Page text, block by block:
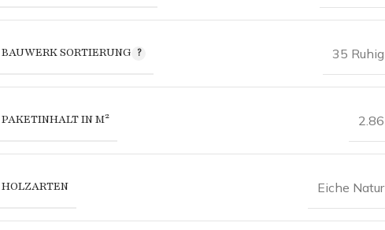
BAUWERK SORTIERUNG 35 Ruhig
PAKETINHALT IN M² 2.86
HOLZARTEN Eiche Natur